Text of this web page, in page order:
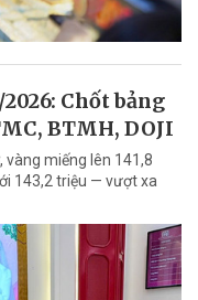
Chốt bảng
BTMH, DOJI
vàng miếng lên 141,8
143,2 triệu — vượt xa